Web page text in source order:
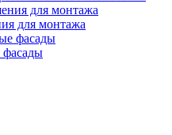
для монтажа
фасады